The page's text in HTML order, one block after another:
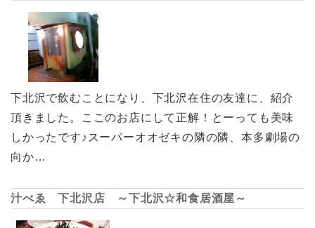
下北沢で飲むことになり、下北沢在住の友達に、紹介
頂きました。ここのお店にして正解！とーっても美味
しかったです♪スーパーオオゼキの隣の隣、本多劇場の
向か…
汁べゑ 下北沢店 ～下北沢☆和食居酒屋～